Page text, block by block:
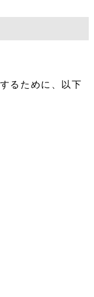
るために、以下